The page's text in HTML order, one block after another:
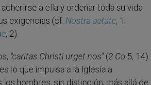
a ella y ordenar toda su vida
exigencias (cf. Nostra aetate, 1;
, 2).
"caritas Christi urget nos"(2 Co 5, 14).
lo que impulsa a la Iglesia a
hombres, sin distinción, más allá de